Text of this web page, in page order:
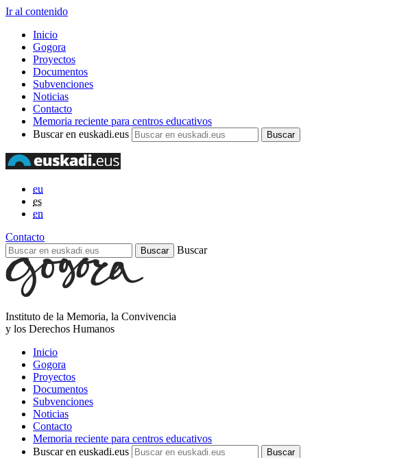
Ir al contenido
Inicio
Gogora
Proyectos
Documentos
Subvenciones
Noticias
Contacto
Memoria reciente para centros educativos
Buscar en euskadi.eus
eu
es
en
Contacto
Buscar
Instituto de la Memoria, la Convivencia
y los Derechos Humanos
Inicio
Gogora
Proyectos
Documentos
Subvenciones
Noticias
Contacto
Memoria reciente para centros educativos
Buscar en euskadi.eus